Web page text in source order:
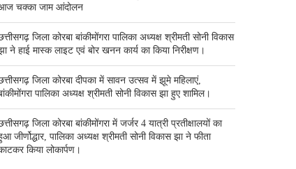
चक्का जाम आंदोलन
जिला कोरबा बांकीमोंगरा पालिका अध्यक्ष श्रीमती सोनी विकास
ने हाई मास्क लाइट एवं बोर खनन कार्य का किया निरीक्षण।
जिला कोरबा दीपका में सावन उत्सव में झूमे महिलाएं,
पालिका अध्यक्ष श्रीमती सोनी विकास झा हुए शामिल।
जिला कोरबा बांकीमोंगरा में जर्जर 4 यात्री प्रतीक्षालयों का
जीर्णोद्धार, पालिका अध्यक्ष श्रीमती सोनी विकास झा ने फीता
किया लोकार्पण।